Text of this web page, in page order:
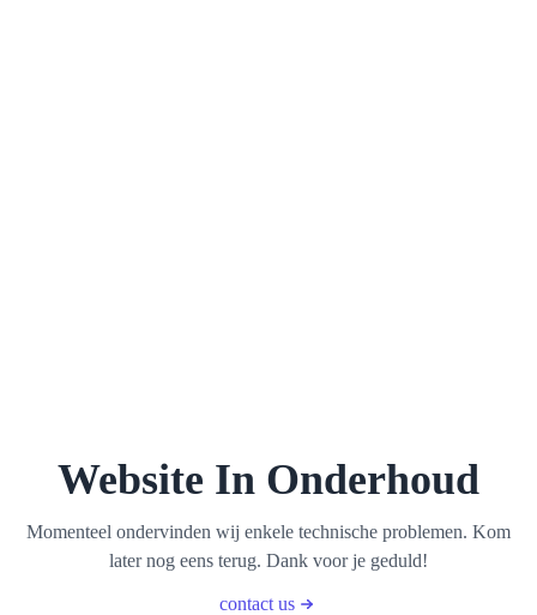
Website In Onderhoud
Momenteel ondervinden wij enkele technische problemen. Kom
later nog eens terug. Dank voor je geduld!
contact us